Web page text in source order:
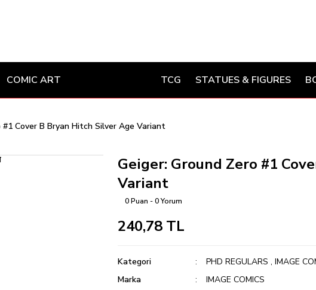
COMIC ART TCG STATUES & FIGURES
#1 Cover B Bryan Hitch Silver Age Variant
Geiger: Ground Zero #1
Variant
0 Puan - 0 Yorum
240,78 TL
Kategori PHD REGULARS , IMAGE
Marka
IMAGE COMICS